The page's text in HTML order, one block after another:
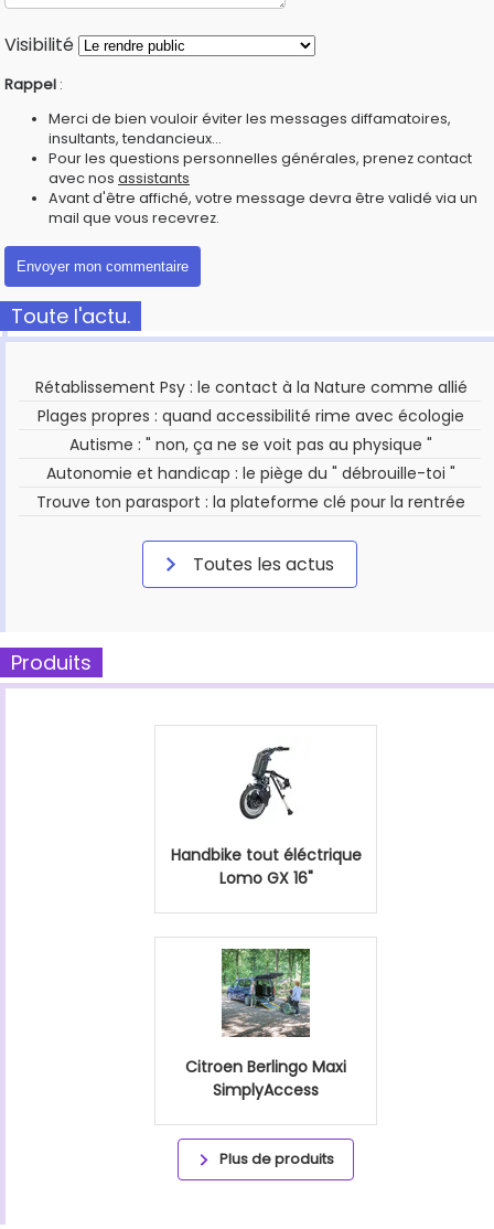
Visibilité
Rappel :
Merci de bien vouloir éviter les messages diffamatoires,
insultants, tendancieux...
Pour les questions personnelles générales, prenez contact
avec nos assistants
Avant d'être affiché, votre message devra être validé via un
mail que vous recevrez.
Toute l'actu.
Rétablissement Psy : le contact à la Nature comme allié
Plages propres : quand accessibilité rime avec écologie
Autisme : " non, ça ne se voit pas au physique "
Autonomie et handicap : le piège du " débrouille-toi "
Trouve ton parasport : la plateforme clé pour la rentrée
Toutes les actus
Produits
Handbike tout éléctrique
Lomo GX 16"
Citroen Berlingo Maxi
SimplyAccess
Plus de produits